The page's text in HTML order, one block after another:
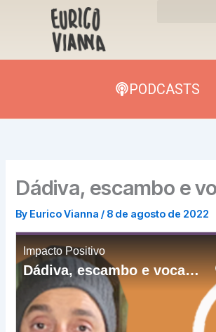
PODCASTS
Dádiva, escambo e
By Eurico Vianna / 8 de agosto de 2022